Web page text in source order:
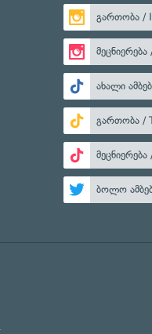
გართობა /
ახალი
გართობა /
ბოლო